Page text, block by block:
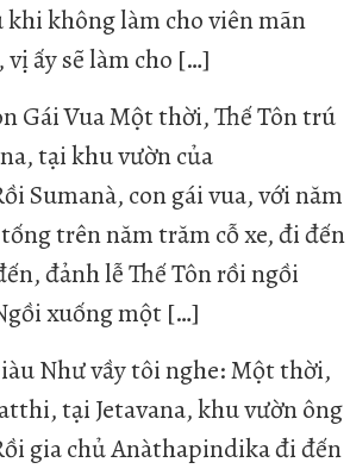
khi không làm cho viên mãn
ấy sẽ làm cho […]
Gái Vua Một thời, Thế Tôn trú
tại khu vườn của
Sumanà, con gái vua, với năm
trên năm trăm cỗ xe, đi đến
đảnh lễ Thế Tôn rồi ngồi
xuống một […]
Như vầy tôi nghe: Một thời,
tại Jetavana, khu vườn ông
gia chủ Anàthapindika đi đến